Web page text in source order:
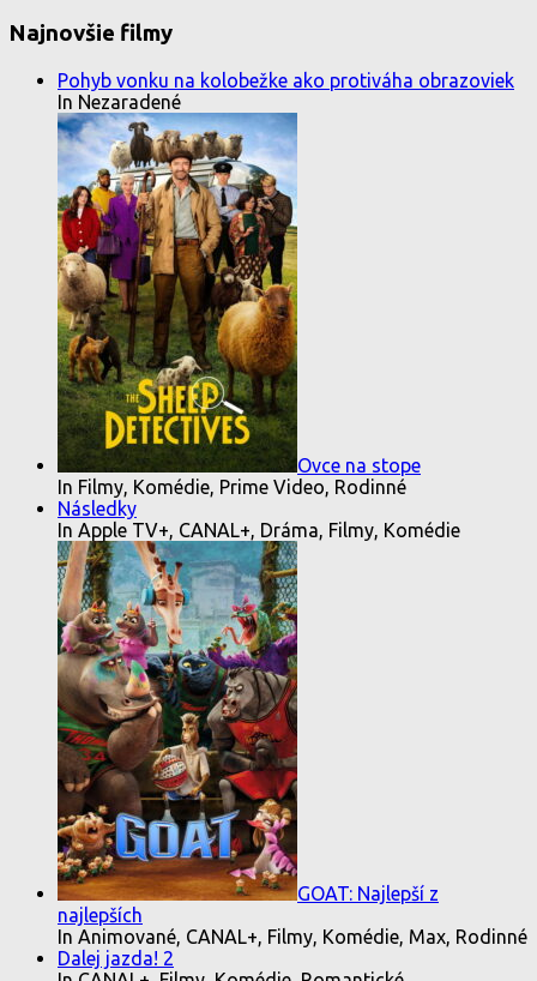
Najnovšie filmy
Pohyb vonku na kolobežke ako protiváha obrazoviek
In Nezaradené
Ovce na stope
In Filmy, Komédie, Prime Video, Rodinné
Následky
In Apple TV+, CANAL+, Dráma, Filmy, Komédie
GOAT: Najlepší z
najlepších
In Animované, CANAL+, Filmy, Komédie, Max, Rodinné
Dalej jazda! 2